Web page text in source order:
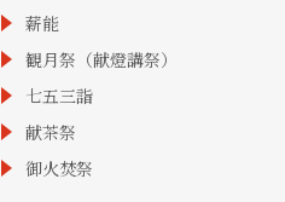
薪能
観月祭（献燈講祭）
七五三詣
献茶祭
御火焚祭